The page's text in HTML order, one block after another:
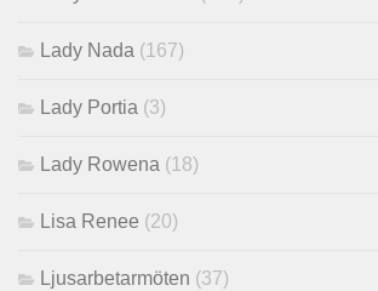
Lady Nada (167)
Lady Portia (3)
Lady Rowena (18)
Lisa Renee (20)
Ljusarbetarmöten (37)